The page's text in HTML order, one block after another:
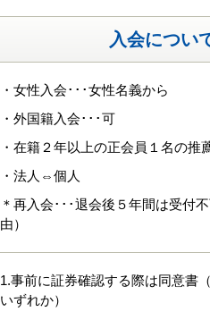
入会につい
・女性入会･･･女性名義から
・外国籍入会･･･可
・在籍２年以上の正会員１名の推
・法人⇔個人
＊再入会･･･退会後５年間は受付
由）
1.事前に証券確認する際は同意書
いずれか）